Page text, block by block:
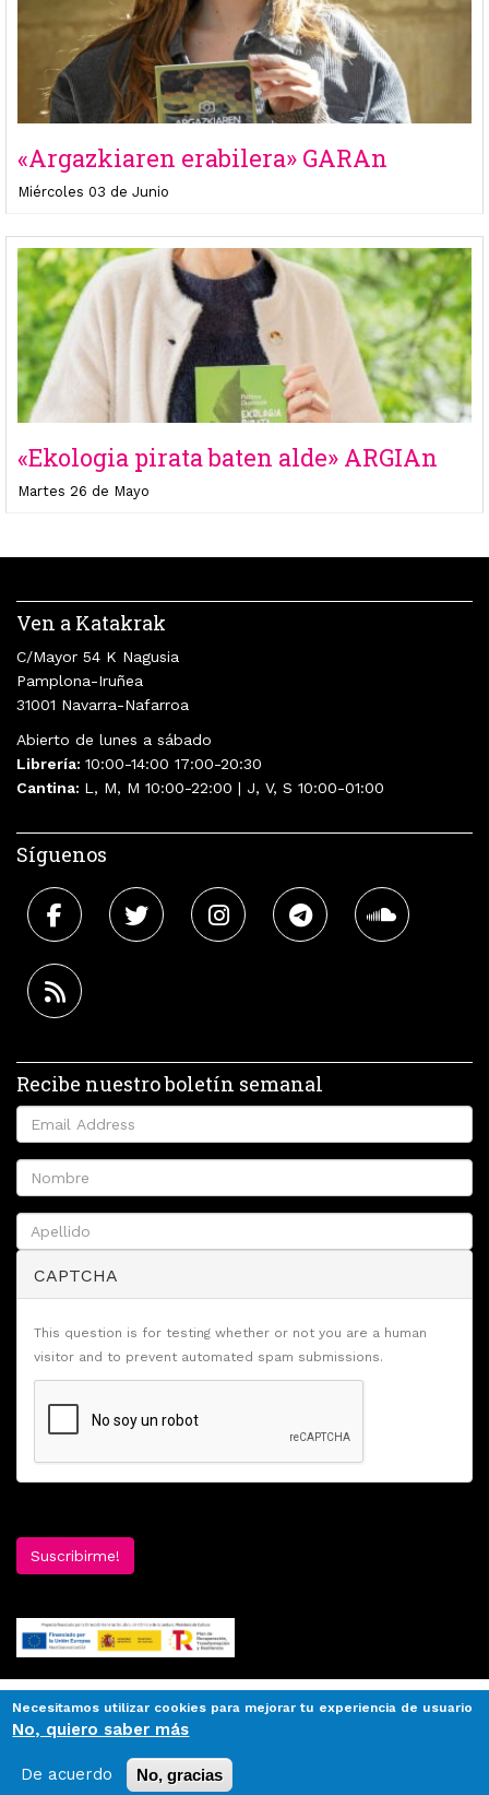
«Argazkiaren erabilera» GARAn
Miércoles 03 de Junio
«Ekologia pirata baten alde» ARGIAn
Martes 26 de Mayo
Ven a Katakrak
C/Mayor 54 K Nagusia
Pamplona-Iruñea
31001 Navarra-Nafarroa
Abierto de lunes a sábado
Librería: 10:00-14:00 17:00-20:30
Cantina: L, M, M 10:00-22:00 | J, V, S 10:00-01:00
Síguenos
Recibe nuestro boletín semanal
CAPTCHA
This question is for testing whether or not you are a human
visitor and to prevent automated spam submissions.
Suscribirme!
Necesitamos utilizar cookies para mejorar tu experiencia de usuario
No, quiero saber más
De acuerdo No, gracias